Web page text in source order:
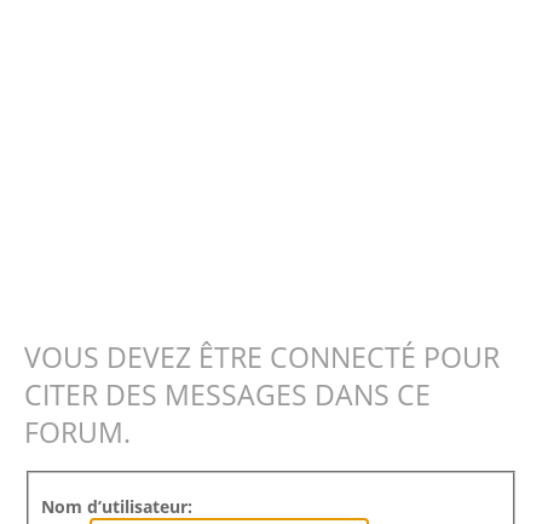
VOUS DEVEZ ÊTRE CONNECTÉ POUR
CITER DES MESSAGES DANS CE
FORUM.
Nom d’utilisateur: